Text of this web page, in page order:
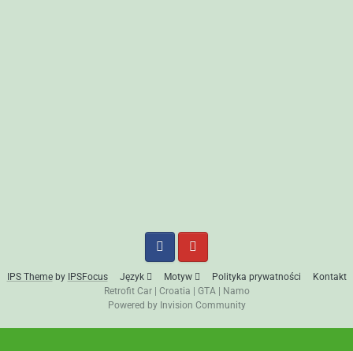
IPS Themeby IPSFocus Język Motyw Polityka prywatności
Kontakt
Retrofit Car| Croatia GTA|
Namo
Powered by Invision Community